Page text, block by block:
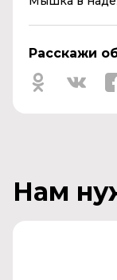
Расскажи
Нам